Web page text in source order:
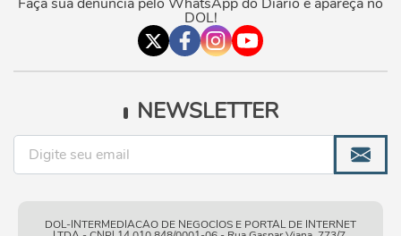
Faça sua denúncia pelo WhatsApp do Diário e apareça no
DOL!
NEWSLETTER
DOL-INTERMEDIACAO DE NEGOCIOS E PORTAL DE INTERNET